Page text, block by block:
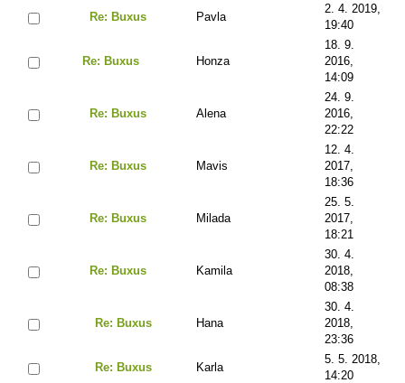
Re: Buxus Pavla
2. 4. 2019,
19:40
Re: Buxus Honza
18. 9.
2016,
14:09
Re: Buxus Alena
24. 9.
2016,
22:22
Re: Buxus Mavis
12. 4.
2017,
18:36
Re: Buxus Milada
25. 5.
2017,
18:21
Re: Buxus Kamila
30. 4.
2018,
08:38
Re: Buxus Hana
30. 4.
2018,
23:36
Re: Buxus Karla
5. 5. 2018,
14:20